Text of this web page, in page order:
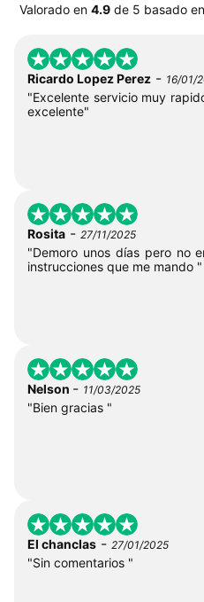
Valorado en 4.9de 5 basado en
Ricardo Lopez Perez - 16/01/
"Excelente servicio muy
excelente"
Rosita - 27/11/2025
"Demoro unos días pero no
instrucciones que me mando "
Nelson - 11/03/2025
"Bien gracias "
El chanclas - 27/01/2025
"Sin comentarios "